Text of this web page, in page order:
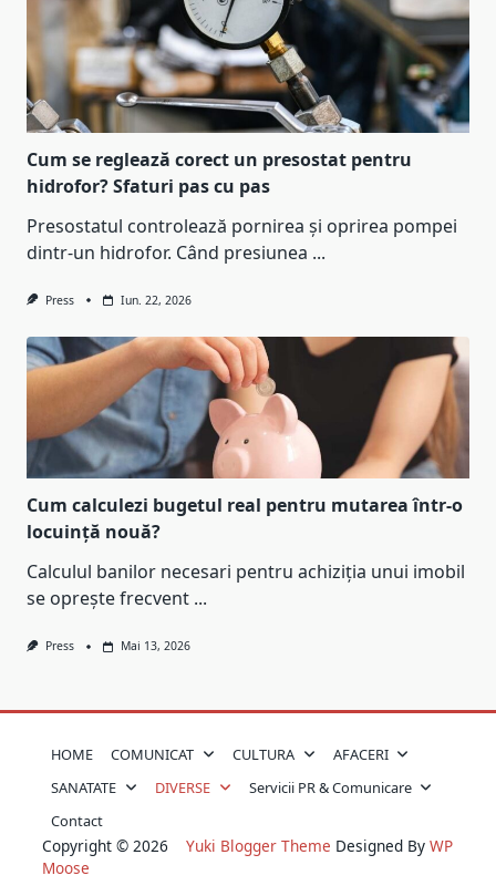
Cum se reglează corect un presostat pentru
hidrofor? Sfaturi pas cu pas
Presostatul controlează pornirea și oprirea pompei
dintr-un hidrofor. Când presiunea ...
Press Iun. 22, 2026
Cum calculezi bugetul real pentru mutarea într-o
locuință nouă?
Calculul banilor necesari pentru achiziția unui imobil
se oprește frecvent ...
Press Mai 13, 2026
HOME COMUNICAT CULTURA
AFACERI
SANATATE
DIVERSE
Servicii PR & Comunicare
Contact
Copyright © 2026 Yuki Blogger Theme Designed By WP
Moose